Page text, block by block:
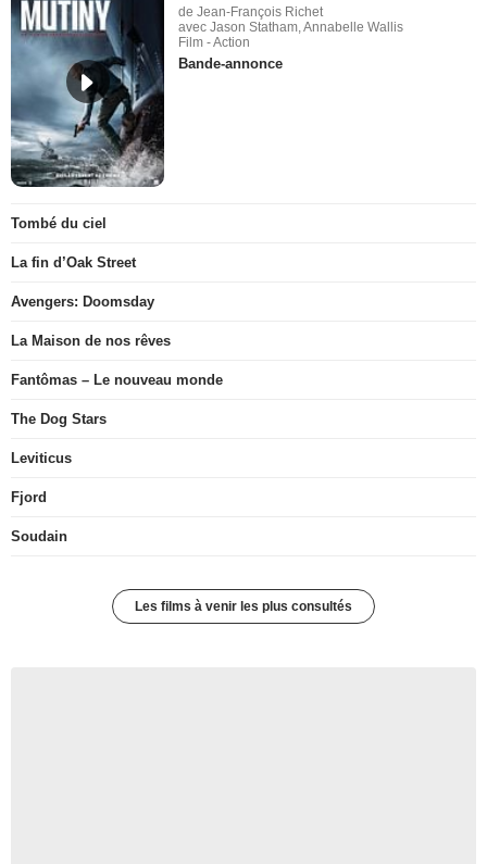
de Jean-François Richet
avec Jason Statham, Annabelle Wallis
Film - Action
Bande-annonce
Tombé du ciel
La fin d’Oak Street
Avengers: Doomsday
La Maison de nos rêves
Fantômas – Le nouveau monde
The Dog Stars
Leviticus
Fjord
Soudain
Les films à venir les plus consultés